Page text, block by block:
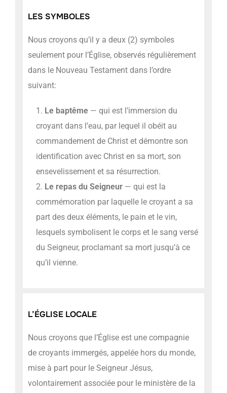
LES SYMBOLES
Nous croyons qu’il y a deux (2) symboles
seulement pour l’Église, observés régulièrement
dans le Nouveau Testament dans l’ordre
suivant:
Le baptême — qui est l’immersion du
croyant dans l’eau, par lequel il obéit au
commandement de Christ et démontre son
identification avec Christ en sa mort, son
ensevelissement et sa résurrection.
Le repas du Seigneur — qui est la
commémoration par laquelle le croyant a sa
part des deux éléments, le pain et le vin,
lesquels symbolisent le corps et le sang versé
du Seigneur, proclamant sa mort jusqu’à ce
qu’il vienne.
L’ÉGLISE LOCALE
Nous croyons que l’Église est une compagnie
de croyants immergés, appelée hors du monde,
mise à part pour le Seigneur Jésus,
volontairement associée pour le ministère de la